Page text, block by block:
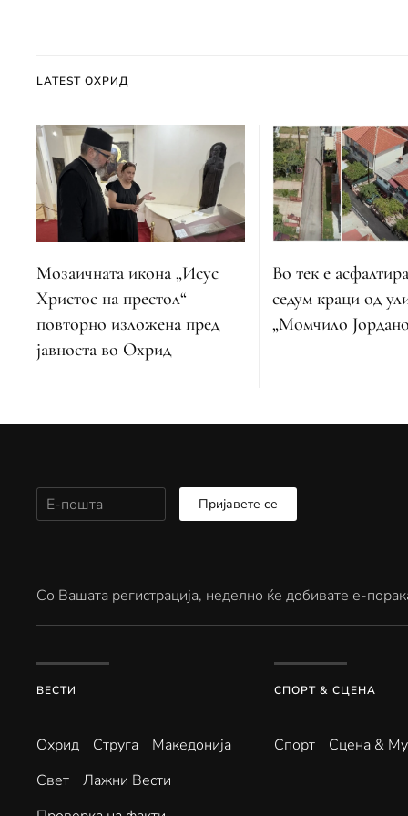
LATEST ОХРИД
Мозаичната икона „Исус
Христос на престол“
повторно изложена пред
јавноста во Охрид
Во тек е
седум краци од
„Момчило
Пријавете се
Со Вашата регистрација, неделно ќе добивате е-
ВЕСТИ
Охрид Струга
Македонија
Свет
Лажни Вести
СПОРТ & СЦЕНА
Спорт Сцена &